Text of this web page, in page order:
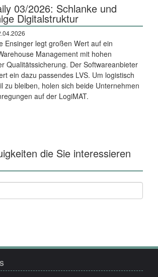
03/2026: Schlanke und
Digitalstruktur
Ensinger legt großen Wert auf ein
Management mit hohen
Qualitätssicherung. Der Softwareanbieter
ein dazu passendes LVS. Um logistisch
zu bleiben, holen sich beide Unternehmen
auf der LogiMAT.
die Sie interessieren